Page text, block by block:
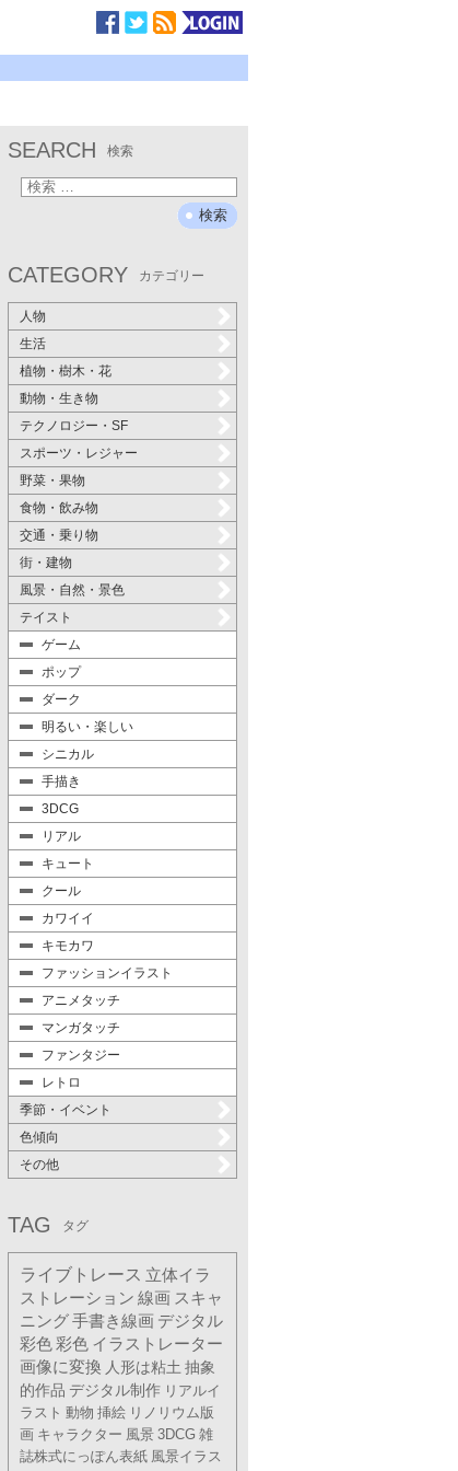
SEARCH 検索
CATEGORY カテゴリー
人物
生活
植物・樹木・花
動物・生き物
テクノロジー・SF
スポーツ・レジャー
野菜・果物
食物・飲み物
交通・乗り物
街・建物
風景・自然・景色
テイスト
ゲーム
ポップ
ダーク
明るい・楽しい
シニカル
手描き
3DCG
リアル
キュート
クール
カワイイ
キモカワ
ファッションイラスト
アニメタッチ
マンガタッチ
ファンタジー
レトロ
季節・イベント
色傾向
その他
TAG タグ
ライブトレース 立体イラ
ストレーション 線画 スキャ
ニング手書き線画 デジタル
彩色彩色 イラストレーター
画像に変換 人形は粘土 抽象
的作品 デジタル制作 リアルイ
ラスト 動物 挿絵 リノリウム版
画 キャラクター 風景 3DCG 雑
誌株式にっぽん表紙 風景イラス